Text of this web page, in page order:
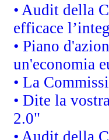
• Audit della
efficace
• Piano
un'economia
• La
• Dite la
2.0"
• Audit della